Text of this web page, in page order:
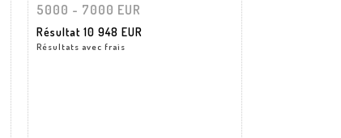
5000 - 7000 EUR
Résultat 10 948 EUR
Résultats avec frais